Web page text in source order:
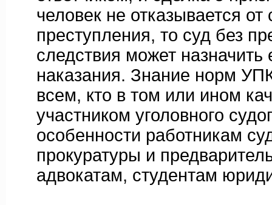
человек не отказывается
преступления, то суд без
следствия может
наказания. Знание норм
всем, кто в том или ином
участником уголовного
особенности работникам
прокуратуры и
адвокатам, студентам